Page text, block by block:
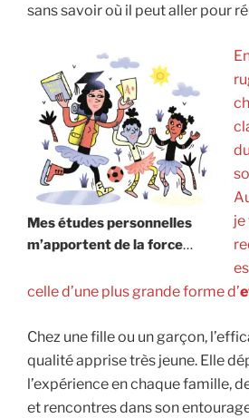
sans savoir où il peut aller pour
Mes études personnelles
m’apportent de la force…
je
celle d’une plus grande forme d’
Chez une fille ou un garçon,
qualité apprise très jeune. Elle
l’expérience en chaque famille,
et rencontres dans son